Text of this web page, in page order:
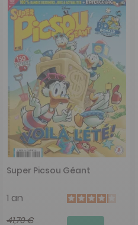
Super Picsou Géant
1 an
41,70 €